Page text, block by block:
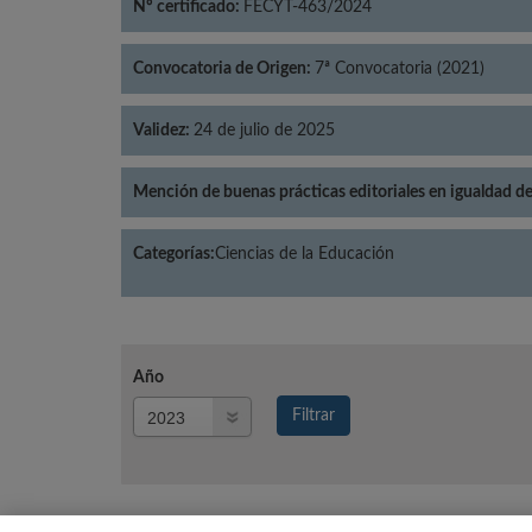
Nº certificado: FECYT-463/2024
Convocatoria de Origen: 7ª Convocatoria (2021)
Validez: 24 de julio de 2025
Mención de buenas prácticas editoriales en igualdad
Categorías:Ciencias de la Educación
Año
Filtrar